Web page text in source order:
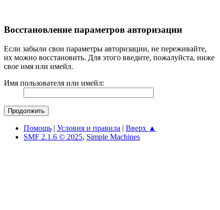
Восстановление параметров авторизации
Если забыли свои параметры авторизации, не переживайте,
их можно восстановить. Для этого введите, пожалуйста, ниже
свое имя или имейл.
Имя пользователя или имейл:
Помощь | Условия и правила | Вверх ▲
SMF 2.1.6 © 2025, Simple Machines